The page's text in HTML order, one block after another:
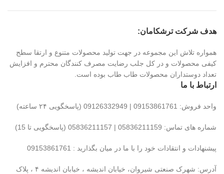
هدف شرکت ترشکامان:
همواره تلاش این مجموعه در جهت تولید محصولات متنوع و ارتقا سطح
کیفی محصولات و در کل جلب رضایت مصرف کنندگان محترم و افزایش
تعداد دوستداران محصولات طاب طاب بوده است.
ارتباط با ما
واحد فروش: 09153861761 | 09126332949 (پاسخگویی ۲۴ ساعته)
شماره های تماس: 05836211159 | 05836211157 (پاسخگویی تا 15)
پیشنهادات و انتقادات خود را با ما در میان بگذارید : 09153861761
آدرس: شهرک صنعتی شیروان، خیابان اندیشه ، خیابان اندیشه ۴ ، پلاک